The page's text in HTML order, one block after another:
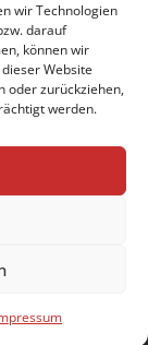
wir Technologien
darauf
können wir
Website
oder zurückziehen,
werden.